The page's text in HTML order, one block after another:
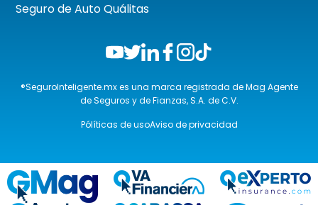
Seguro de Auto Quálitas
®SeguroInteligente.mx es una marca registrada de Mag Agente
de Seguros y de Fianzas, S.A. de C.V.
Pólíticas de usoAviso de privacidad